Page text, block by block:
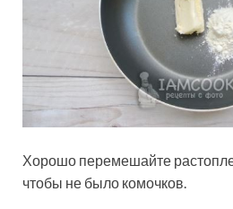
Хорошо перемешайте
чтобы не было комочков.